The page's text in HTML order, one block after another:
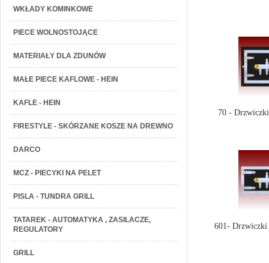
WKŁADY KOMINKOWE
PIECE WOLNOSTOJĄCE
MATERIAŁY DLA ZDUNÓW
MAŁE PIECE KAFLOWE - HEIN
KAFLE - HEIN
FIRESTYLE - SKÓRZANE KOSZE NA DREWNO
DARCO
MCZ - PIECYKI NA PELET
PISLA - TUNDRA GRILL
TATAREK - AUTOMATYKA , ZASILACZE,
REGULATORY
GRILL
70 -
601- Drzwiczki